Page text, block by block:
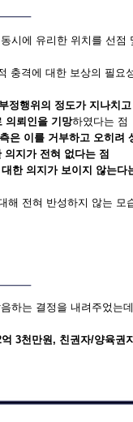
시에 유리한 위치를 선
충격에 대한 보상의 필요
정행위의 정도가 지나치
의뢰인을 기망하였다는 점
은 이를 거부하고 오히려
의지가 전혀 없다는 점
한 의지가 보이지 않는다
전혀 반성하지 않는
하는 결정을 내려주었는
3천만원, 친권자/양육권